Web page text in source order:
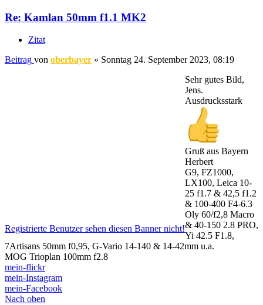
Re: Kamlan 50mm f1.1 MK2
Zitat
Beitrag von oberbayer » Sonntag 24. September 2023, 08:19
Registrierte Benutzer sehen diesen Banner nicht!
Sehr gutes Bild,
Jens.
Ausdrucksstark
Gruß aus Bayern
Herbert
G9, FZ1000,
LX100, Leica 10-
25 f1.7 & 42,5 f1.2
& 100-400 F4-6.3
Oly 60/f2,8 Macro
& 40-150 2.8 PRO,
Yi 42.5 F1.8,
7Artisans 50mm f0,95, G-Vario 14-140 & 14-42mm u.a.
MOG Trioplan 100mm f2.8
mein-flickr
mein-Instagram
mein-Facebook
Nach oben